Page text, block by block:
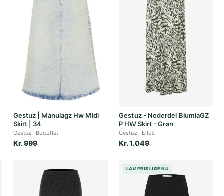
Gestuz | Manulagz Hw Midi
Skirt | 34
Gestuz Booztlet
Kr. 999
Gestuz - Nederdel BlumiaGZ
P HW Skirt - Grøn
Gestuz Ellos
Kr. 1.049
LAV PRIS LIGE NU